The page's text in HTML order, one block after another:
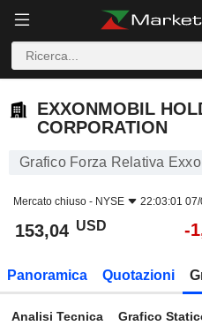
EXXONMOBIL
CORPORATION
Grafico Forza Relativa
Mercato chiuso - NYSE 22:03:01
153,04 USD -
Panoramica Quotazioni
Analisi Tecnica Grafico